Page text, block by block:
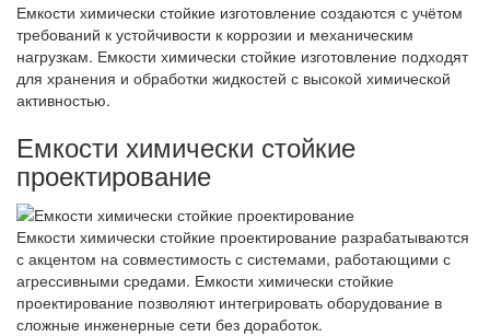
Емкости химически стойкие изготовление создаются с учётом
требований к устойчивости к коррозии и механическим
нагрузкам. Емкости химически стойкие изготовление подходят
для хранения и обработки жидкостей с высокой химической
активностью.
Емкости химически стойкие
проектирование
Емкости химически стойкие проектирование разрабатываются
с акцентом на совместимость с системами, работающими с
агрессивными средами. Емкости химически стойкие
проектирование позволяют интегрировать оборудование в
сложные инженерные сети без доработок.